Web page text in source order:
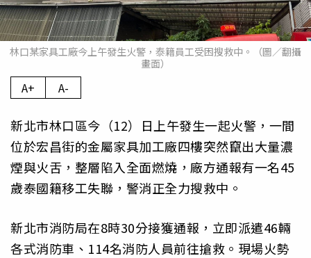
林口某家具工廠今上午發生火警，泰籍員工受困搜救中。（圖／翻攝
畫面）
A+ A-
新北市林口區今（12）日上午發生一起火警，一間
位於宏昌街的金屬家具加工廠四樓突然竄出大量濃
煙與火舌，整層陷入全面燃燒，廠方通報有一名45
歲泰國籍移工失聯，警消正全力搜救中。
新北市消防局在8時30分接獲通報，立即派遣46輛
各式消防車、114名消防人員前往搶救。現場火勢